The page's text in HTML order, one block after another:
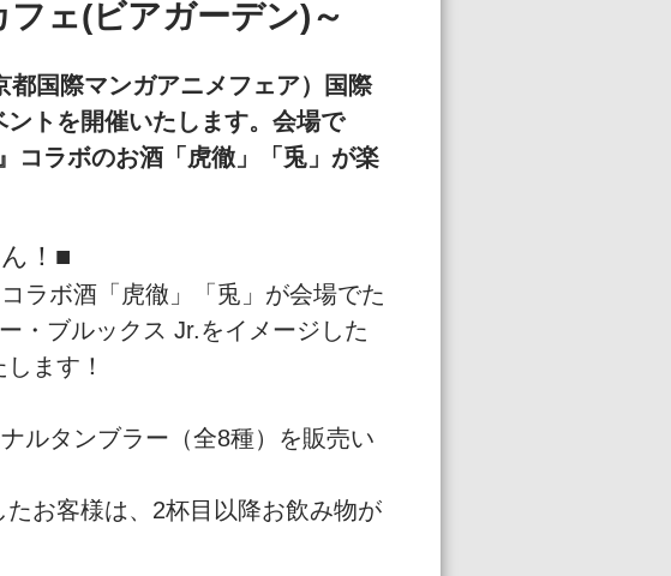
フェ(ビアガーデン)～
国際マンガアニメフェア）国際
トを開催いたします。会場で
コラボのお酒「虎徹」「兎」が楽
！■
ラボ酒「虎徹」「兎」が会場でた
・ブルックス Jr.をイメージした
ます！
ルタンブラー（全8種）を販売い
お客様は、2杯目以降お飲み物が